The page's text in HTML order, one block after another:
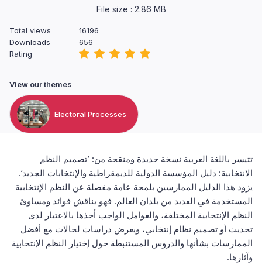
تتيسر باللغة العربية نسخة جديدة ومنقحة من: ’تصميم النظم
الانتخابية: دليل المؤسسة الدولية للديمقراطية والإنتخابات الجديد‘.
يزود هذا الدليل الممارسين بلمحة عامة مفصلة عن النظم الإنتخابية
المستخدمة في العديد من بلدان العالم. فهو يناقش فوائد ومساوئ
النظم الإنتخابية المختلفة، والعوامل الواجب أخذها بالاعتبار لدى
تحديث أو تصميم نظام إنتخابي، ويعرض دراسات لحالات مع أفضل
الممارسات بشأنها والدروس المستنبطة حول إختيار النظم الإنتخابية
وآثارها.
File size : 2.86 MB
Total views
16196
Downloads
656
Rating
View our themes
Electoral Processes